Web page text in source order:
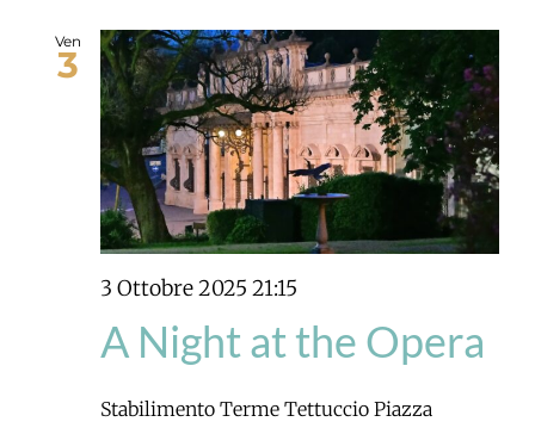
Ven
3
3 Ottobre 2025 21:15
A Night at the Opera
Stabilimento Terme Tettuccio Piazza